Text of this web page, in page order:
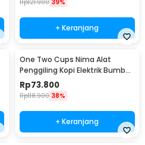
Rp121.900 39%
+ Keranjang
One Two Cups Nima Alat
Penggiling Kopi Elektrik Bumbu
Coffee Grinder - NM-8300
Rp73.800
Rp118.900 38%
+ Keranjang